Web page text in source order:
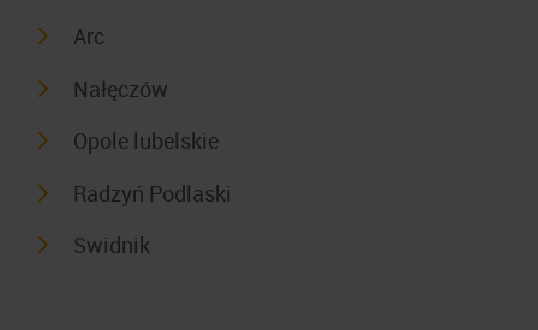
Arc
Nałęczów
Opole lubelskie
Radzyń Podlaski
Swidnik